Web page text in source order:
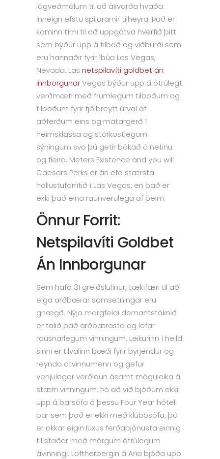
lágveðmálum til að ákvarða hvaða
inneign efstu spilararnir tilheyra. Það er
kominn tími til að uppgötva hverfið þitt
sem býður upp á tilboð og viðburði sem
eru hannaðir fyrir íbúa Las Vegas,
Nevada. Las netspilavíti goldbet án
innborgunarVegas býður upp á ótrúlegt
verðmæti með frumlegum tilboðum og
tilboðum fyrir fjölbreytt úrval af
aðferðum eins og matargerð í
heimsklassa og stórkostlegum
sýningum svo þú getir bókað á netinu
og fleira. Meters Existence and you will
Caesars Perks er án efa stærsta
hollustuforritið í Las Vegas, en það er
ekki það eina raunverulega af þeim.
Önnur Forrit:
Netspilavíti Goldbet
Án Innborgunar
Sem hafa 31 greiðslulínur, tækifæri til að
eiga arðbærar samsetningar eru
gnægð. Nýja margfeldi demantstáknið
er talið það arðbærasta og lofar
rausnarlegum vinningum. Leikurinn í heild
sinni er tilvalinn bæði fyrir byrjendur og
reynda atvinnumenn og gefur
venjulegar verðlaun ásamt möguleika á
stærri vinningum. Þó að við bjóðum ekki
upp á barsófa á þessu Four Year hóteli
þar sem það er ekki með klúbbsófa, þá
er okkar eigin lúxus ferðaþjónusta einnig
til staðar með mörgum ótrúlegum
ávinningi. Loftherbergin á Aria bjóða upp